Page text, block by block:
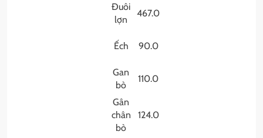
Đuôi
lợn
467.0
Ếch 90.0
Gan
bò
110.0
Gân
chân
bò
124.0